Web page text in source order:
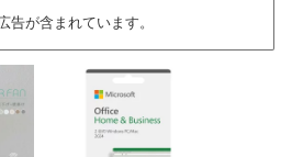
告が含まれています。